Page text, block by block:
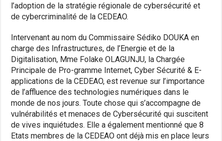
l’adoption de la stratégie régionale de cybersécurité et
de cybercriminalité de la CEDEAO.
Intervenant au nom du Commissaire Sédiko DOUKA en
charge des Infrastructures, de l’Energie et de la
Digitalisation, Mme Folake OLAGUNJU, la Chargée
Principale de Pro-gramme Internet, Cyber Sécurité & E-
applications de la CEDEAO, est revenue sur l’importance
de l’affluence des technologies numériques dans le
monde de nos jours. Toute chose qui s’accompagne de
vulnérabilités et menaces de Cybersécurité qui suscitent
de vives inquiétudes. Elle a également mentionné que 8
Etats membres de la CEDEAO ont déjà mis en place leurs